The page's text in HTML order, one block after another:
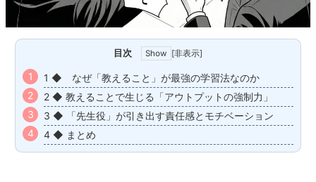
目次 [非表示]
1 ◆ なぜ「教えること」が最強の学習法なのか
2 ◆ 教えることで生じる「アウトプットの強制力」
3 ◆ 「先生役」が引き出す責任感とモチベーション
4 ◆ まとめ